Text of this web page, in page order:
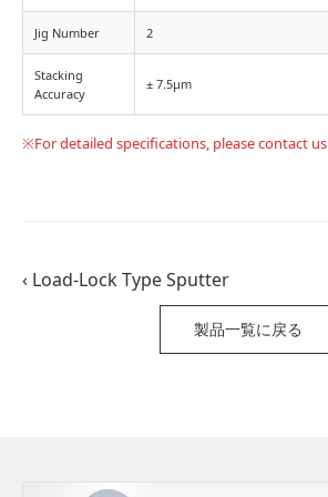
Jig Number 2
Stacking
Accuracy
± 7.5μm
※For detailed specifications, please contact us
‹ Load-Lock Type Sputter
製品一覧に戻る